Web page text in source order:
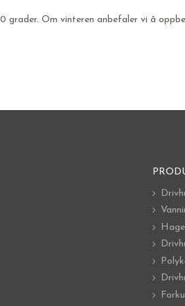
grader. Om vinteren anbefaler vi å